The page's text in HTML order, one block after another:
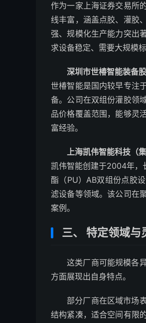
作为一家上海证券交易所
线丰富，涵盖点胶、灌胶
强、规模化生产能力突出
求设备稳定、需要大规模
深圳市世椿智能装备
世椿智能是国内较早专注
备。公司在双组份灌胶领
品价格覆盖范围，能够灵
富经验。
上海凯伟智能科技（
凯伟智能创建于2004年，
酯（PU）AB双组份点胶
滤设备等领域。该公司在
案例。
三、 特定领域与
这类厂商可能规模各
方面展现出自身特点。
部分厂商在区域市场
结构紧凑，适合空间有限